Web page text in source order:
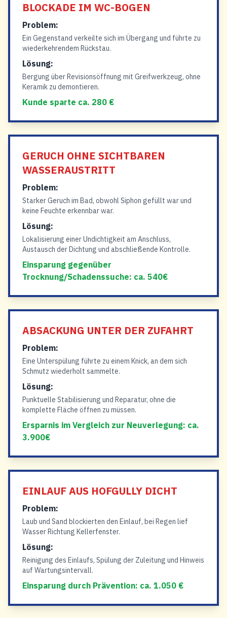
BLOCKADE IM WC-BOGEN
Problem:
Ein Gegenstand verkeilte sich im Übergang und führte zu
wiederkehrendem Rückstau.
Lösung:
Bergung über Revisionsöffnung mit Greifwerkzeug, ohne
Keramik zu demontieren.
Kunde sparte ca. 280 €
GERUCH OHNE SICHTBAREN
WASSERAUSTRITT
Problem:
Starker Geruch im Bad, obwohl Siphon gefüllt war und
keine Feuchte erkennbar war.
Lösung:
Lokalisierung einer Undichtigkeit am Anschluss,
Austausch der Dichtung und abschließende Kontrolle.
Einsparung gegenüber
Trocknung/Schadenssuche: ca. 540€
ABSACKUNG UNTER DER ZUFAHRT
Problem:
Eine Unterspülung führte zu einem Knick, an dem sich
Schmutz wiederholt sammelte.
Lösung:
Punktuelle Stabilisierung und Reparatur, ohne die
komplette Fläche öffnen zu müssen.
Ersparnis im Vergleich zur Neuverlegung: ca.
3.900€
EINLAUF AUS HOFGULLY DICHT
Problem:
Laub und Sand blockierten den Einlauf, bei Regen lief
Wasser Richtung Kellerfenster.
Lösung:
Reinigung des Einlaufs, Spülung der Zuleitung und Hinweis
auf Wartungsintervall.
Einsparung durch Prävention: ca. 1.050 €